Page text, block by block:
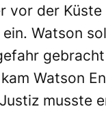
vor der
Watson
Watson
musste